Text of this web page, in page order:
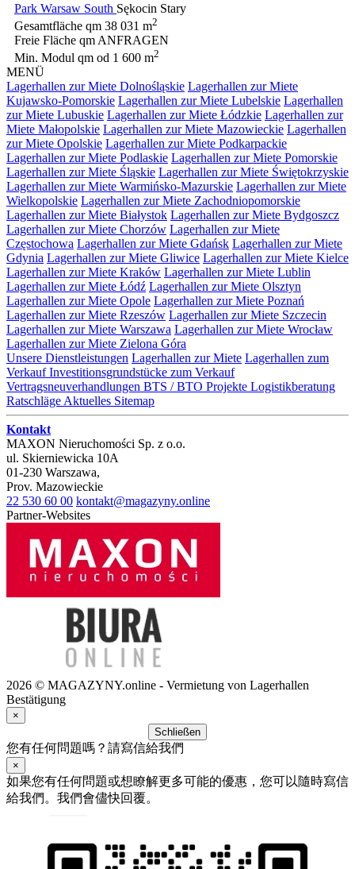
Park Warsaw South Sękocin Stary
Gesamtfläche qm 38 031 m2
Freie Fläche qm ANFRAGEN
Min. Modul qm od 1 600 m2
MENÜ
Lagerhallen zur Miete Dolnośląskie Lagerhallen zur Miete
Kujawsko-Pomorskie Lagerhallen zur Miete Lubelskie Lagerhallen
zur Miete Lubuskie Lagerhallen zur Miete Łódzkie Lagerhallen zur
Miete Małopolskie Lagerhallen zur Miete Mazowieckie Lagerhallen
zur Miete Opolskie Lagerhallen zur Miete Podkarpackie
Lagerhallen zur Miete Podlaskie Lagerhallen zur Miete Pomorskie
Lagerhallen zur Miete Śląskie Lagerhallen zur Miete Świętokrzyskie
Lagerhallen zur Miete Warmińsko-Mazurskie Lagerhallen zur Miete
Wielkopolskie Lagerhallen zur Miete Zachodniopomorskie
Lagerhallen zur Miete Białystok Lagerhallen zur Miete Bydgoszcz
Lagerhallen zur Miete Chorzów Lagerhallen zur Miete
Częstochowa Lagerhallen zur Miete Gdańsk Lagerhallen zur Miete
Gdynia Lagerhallen zur Miete Gliwice Lagerhallen zur Miete Kielce
Lagerhallen zur Miete Kraków Lagerhallen zur Miete Lublin
Lagerhallen zur Miete Łódź Lagerhallen zur Miete Olsztyn
Lagerhallen zur Miete Opole Lagerhallen zur Miete Poznań
Lagerhallen zur Miete Rzeszów Lagerhallen zur Miete Szczecin
Lagerhallen zur Miete Warszawa Lagerhallen zur Miete Wrocław
Lagerhallen zur Miete Zielona Góra
Unsere Dienstleistungen Lagerhallen zur Miete Lagerhallen zum
VerkaufInvestitionsgrundstücke zum Verkauf
Vertragsneuverhandlungen BTS / BTO Projekte Logistikberatung
Ratschläge Aktuelles Sitemap
Kontakt
MAXON Nieruchomości Sp. z o.o.
ul. Skierniewicka 10A
01-230 Warszawa,
Prov. Mazowieckie
22 530 60 00 kontakt@magazyny.online
Partner-Websites
2026 © MAGAZYNY.online - Vermietung von Lagerhallen
Bestätigung
×
Schließen
您有任何問題嗎？請寫信給我們
×
如果您有任何問題或想瞭解更多可能的優惠，您可以隨時寫信
給我們。我們會儘快回覆。